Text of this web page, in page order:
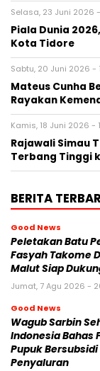
Selasa, 23 Juni 2026
Piala Dunia
Kota Tidore
Sabtu, 20 Juni 2026 -
Mateus Cunha
Rayakan
Kamis, 18 Juni 2026 -
Rajawali Simau
Terbang Tinggi
BERITA
Good News
Peletakan Batu
Fasyah Takome
Malut Siap
Jumat, 7 Agu 2026 -
Good News
Wagub Sarbin
Indonesia Bahas
Pupuk
Penyaluran